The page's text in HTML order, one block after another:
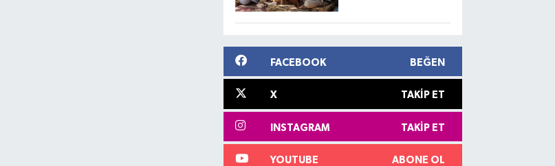
FACEBOOK BEĞEN
X TAKIP ET
INSTAGRAM TAKIP ET
YOUTUBE ABONE OL